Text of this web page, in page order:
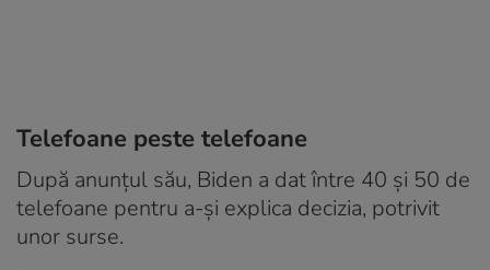
Telefoane peste telefoane
După anunţul său, Biden a dat între 40 şi 50 de
telefoane pentru a-și explica decizia, potrivit
unor surse.